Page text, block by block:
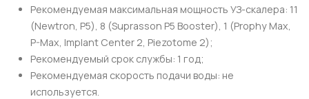
Рекомендуемая максимальная мощность УЗ-скалера: 11
(Newtron, P5), 8 (Suprasson P5 Booster), 1 (Prophy Max,
P-Max, Implant Center 2, Piezotome 2);
Рекомендуемый срок службы: 1 год;
Рекомендуемая скорость подачи воды: не
используется.